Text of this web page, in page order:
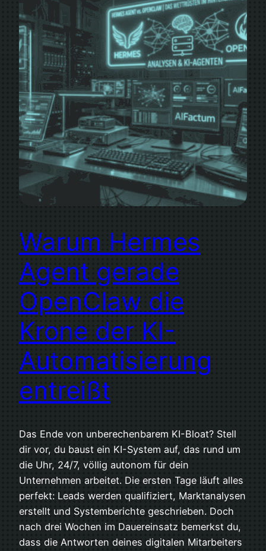
Warum Hermes
Agent gerade
OpenClaw die
Krone der KI-
Automatisierung
entreißt
Das Ende von unberechenbarem KI-Bloat? Stell
dir vor, du baust ein KI-System auf, das rund um
die Uhr, 24/7, völlig autonom für dein
Unternehmen arbeitet. Die ersten Tage läuft alles
perfekt: Leads werden qualifiziert, Marktanalysen
erstellt und Systemberichte geschrieben. Doch
nach drei Wochen im Dauereinsatz bemerkst du,
dass die Antworten deines digitalen Mitarbeiters